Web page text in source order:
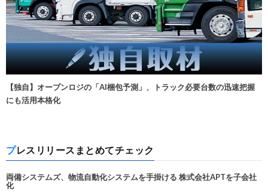
【独自】オープンロジの「AI梱包予測」、トラック必要台数の迅速把握
にも活用本格化
プレスリリースまとめてチェック
両備システムズ、物流自動化システムを手掛ける 株式会社APTを子会社
化